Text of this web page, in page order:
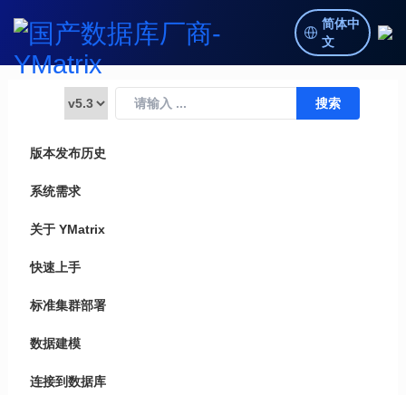
简体中
文
版本发布历史
系统需求
关于 YMatrix
快速上手
标准集群部署
数据建模
连接到数据库